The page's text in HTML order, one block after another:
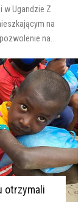
w Ugandzie Z
na
na...
otrzymali